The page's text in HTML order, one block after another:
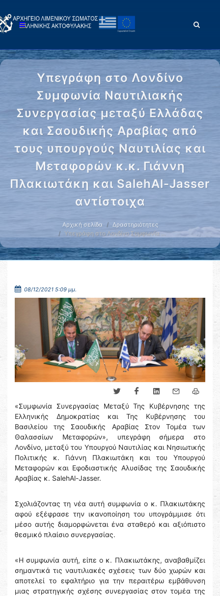
Υπεγράφη στο Λονδίνο
Συμφωνία Ναυτιλιακής
Συνεργασίας μεταξύ Ελλάδας
και Σαουδικής Αραβίας από
τους υπουργούς Ναυτιλίας και
Μεταφορών κ.κ. Γιάννη
Πλακιωτάκη και SalehAl-Jasser
αντίστοιχα
Αρχική σελίδα
Δραστηριότητες
Υπεγράφη στο Λονδίνο Συμφωνία …
08/12/2021 5:09 μμ.
«Συμφωνία Συνεργασίας Μεταξύ Της Κυβέρνησης της
Ελληνικής Δημοκρατίας και Της Κυβέρνησης του
Βασιλείου της Σαουδικής Αραβίας Στον Τομέα των
Θαλασσίων Μεταφορών», υπεγράφη σήμερα στο
Λονδίνο, μεταξύ του Υπουργού Ναυτιλίας και Νησιωτικής
Πολιτικής κ. Γιάννη Πλακιωτάκη και του Υπουργού
Μεταφορών και Εφοδιαστικής Αλυσίδας της Σαουδικής
Αραβίας κ. SalehAl-Jasser.
Σχολιάζοντας τη νέα αυτή συμφωνία ο κ. Πλακιωτάκης
αφού εξέφρασε την ικανοποίηση του υπογράμμισε ότι
μέσο αυτής διαμορφώνεται ένα σταθερό και αξιόπιστο
θεσμικό πλαίσιο συνεργασίας.
«Η συμφωνία αυτή, είπε ο κ. Πλακιωτάκης, αναβαθμίζει
σημαντικά τις ναυτιλιακές σχέσεις των δύο χωρών και
αποτελεί το εφαλτήριο για την περαιτέρω εμβάθυνση
μιας στρατηγικής σχέσης συνεργασίας στον τομέα της